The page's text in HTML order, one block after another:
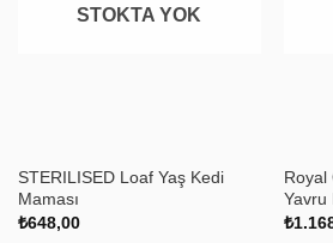
STOKTA YOK
STERILISED Loaf Yaş Kedi
Maması
₺648,00
Royal
Yavru
₺